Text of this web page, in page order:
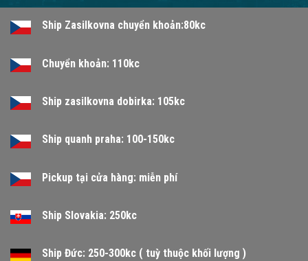
Ship Zasilkovna chuyển khoản:80kc
Chuyển khoản: 110kc
Ship zasilkovna dobirka: 105kc
Ship quanh praha: 100-150kc
Pickup tại cửa hàng: miễn phí
Ship Slovakia: 250kc
Ship Đức: 250-300kc ( tuỳ thuộc khối lượng )